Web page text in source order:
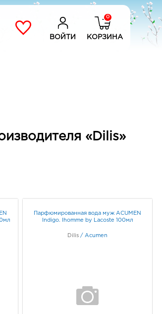
ВОЙТИ
0
КОРЗИНА
«Dilis»
Парфюмированная вода муж ACUMEN
Indigo. lhomme by Lacoste 100мл
Dilis / Acumen